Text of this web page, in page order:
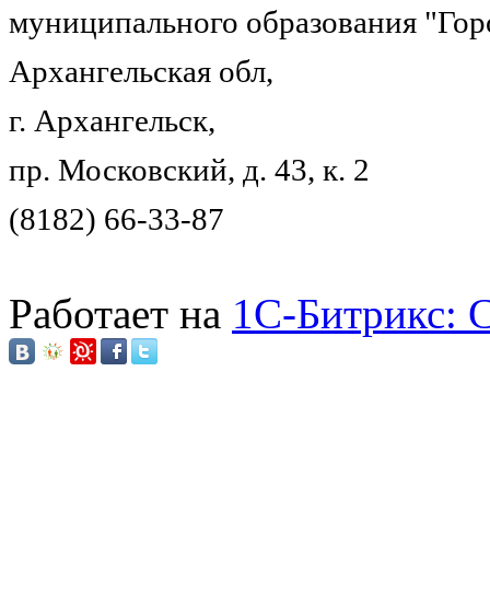
муниципального образования
Архангельская обл,
г. Архангельск,
пр. Московский, д. 43, к. 2
(8182) 66-33-87
Работает на 1C-Битрикс: